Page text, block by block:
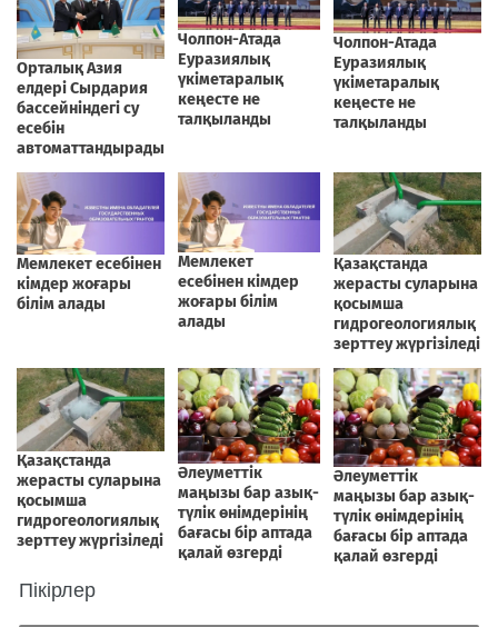
Пікірлер